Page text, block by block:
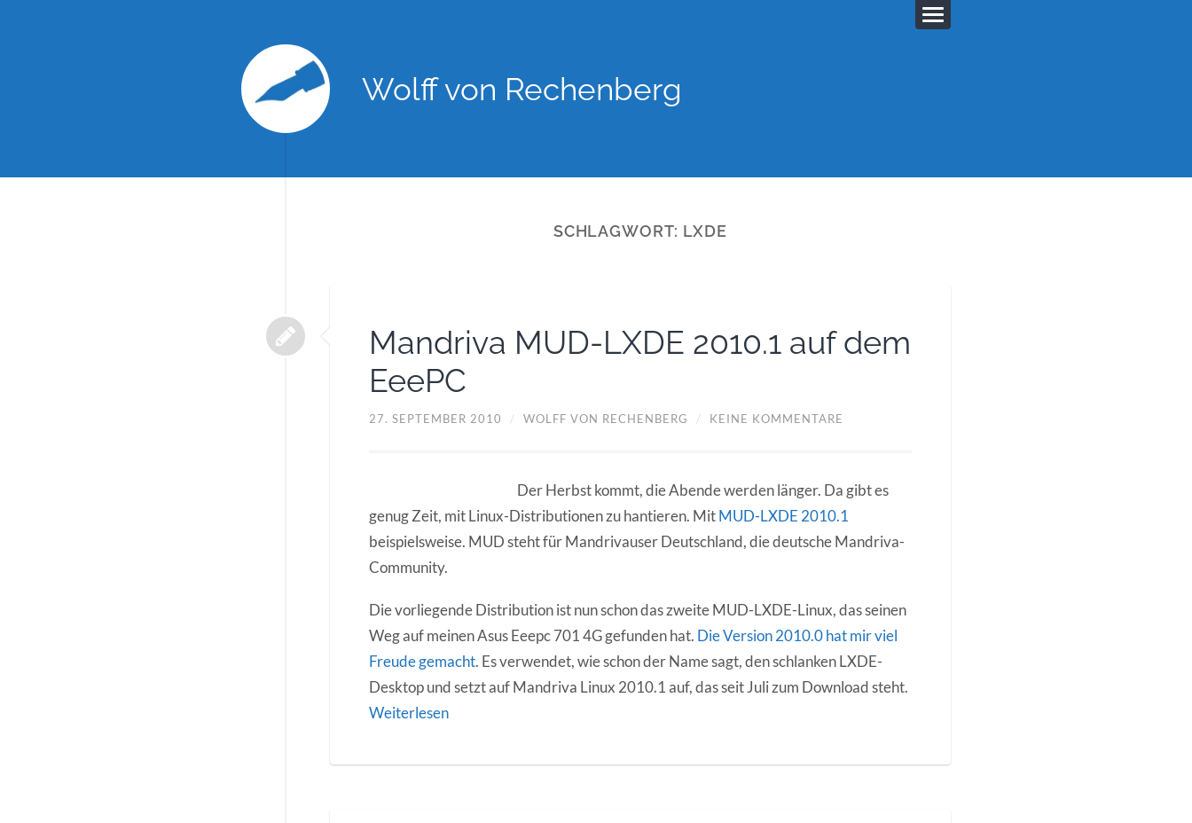
Wolff von Rechenberg
SCHLAGWORT: LXDE
Mandriva MUD-LXDE 2010.1 auf dem
EeePC
27. SEPTEMBER 2010 / WOLFF VON RECHENBERG / KEINE KOMMENTARE
Der Herbst kommt, die Abende werden länger. Da gibt es
genug Zeit, mit Linux-Distributionen zu hantieren. MitMUD-LXDE 2010.1
beispielsweise. MUD steht für Mandrivauser Deutschland, die deutsche Mandriva-
Community.
Die vorliegende Distribution ist nun schon das zweite MUD-LXDE-Linux, das seinen
Weg auf meinen Asus Eeepc 701 4G gefunden hat. Die Version 2010.0 hat mir viel
Freude gemacht. Es verwendet, wie schon der Name sagt, den schlanken LXDE-
Desktop und setzt auf Mandriva Linux 2010.1 auf, das seit Juli zum Download steht.
Weiterlesen